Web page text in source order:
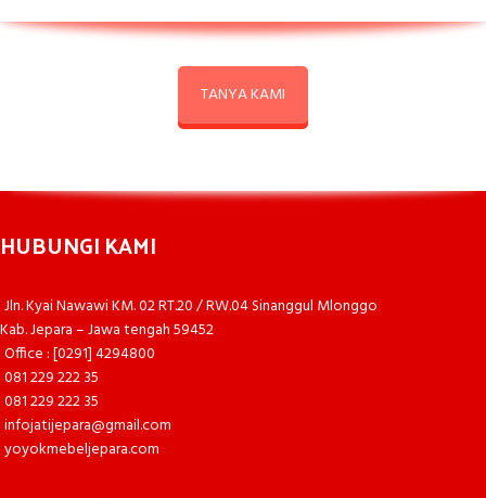
TANYA KAMI
HUBUNGI KAMI
Jln. Kyai Nawawi KM. 02 RT.20 / RW.04 Sinanggul Mlonggo
Kab. Jepara – Jawa tengah 59452
Office : [0291] 4294800
081 229 222 35
081 229 222 35
infojatijepara@gmail.com
yoyokmebeljepara.com